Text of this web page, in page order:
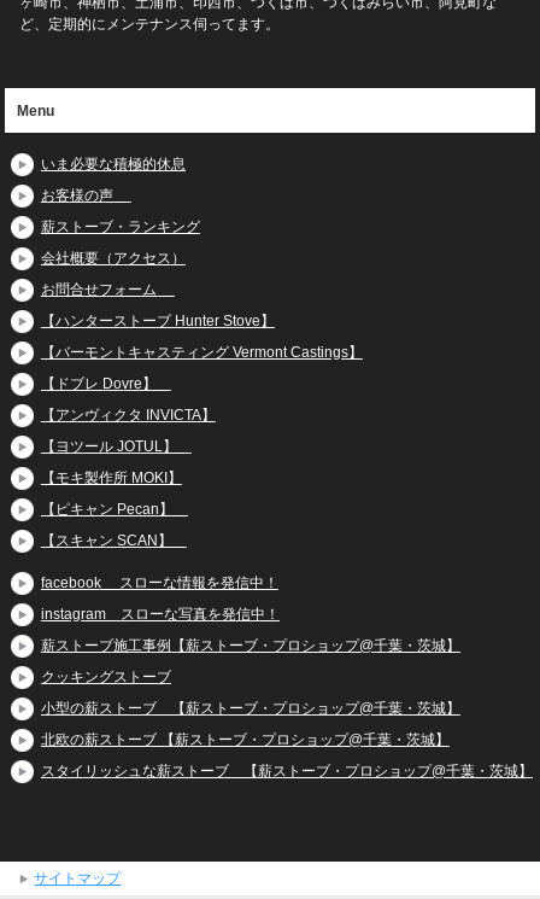
ど、定期的にメンテナンス伺ってます。
Menu
いま必要な積極的休息
お客様の声
薪ストーブ・ランキング
会社概要（アクセス）
お問合せフォーム
【ハンターストーブ Hunter Stove】
【バーモントキャスティング Vermont Castings】
【ドブレ Dovre】
【アンヴィクタ INVICTA】
【ヨツール JOTUL】
【モキ製作所 MOKI】
【ピキャン Pecan】
【スキャン SCAN】
facebook スローな情報を発信中！
instagram スローな写真を発信中！
薪ストーブ施工事例【薪ストーブ・プロショップ@千葉・茨城】
クッキングストーブ
小型の薪ストーブ 【薪ストーブ・プロショップ@千葉・茨城】
北欧の薪ストーブ 【薪ストーブ・プロショップ@千葉・茨城】
スタイリッシュな薪ストーブ 【薪ストーブ・プロショップ@千葉・茨城】
サイトマップ